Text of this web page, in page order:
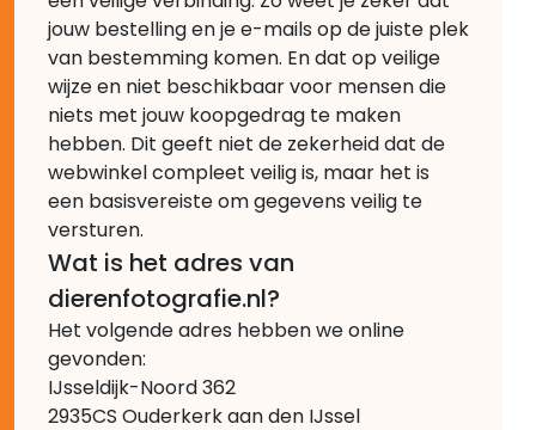
jouw bestelling en je e-mails op de juiste plek
van bestemming komen. En dat op veilige
wijze en niet beschikbaar voor mensen die
niets met jouw koopgedrag te maken
hebben. Dit geeft niet de zekerheid dat de
webwinkel compleet veilig is, maar het is
een basisvereiste om gegevens veilig te
versturen.
Wat is het adres van
dierenfotografie.nl?
Het volgende adres hebben we online
gevonden:
IJsseldijk-Noord 362
2935CS Ouderkerk aan den IJssel